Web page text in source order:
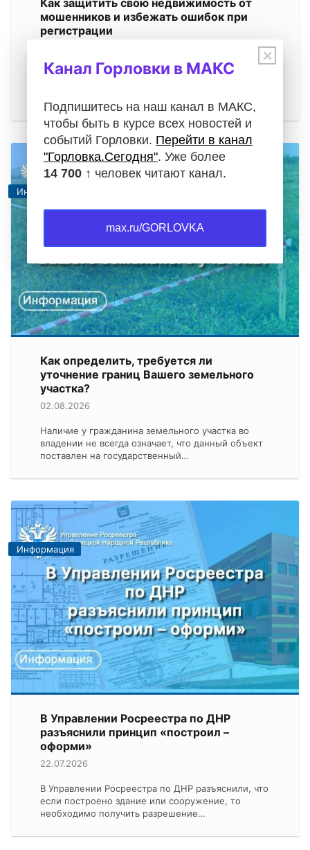
Как защитить свою недвижимость от
мошенников и избежать ошибок при
регистрации
Операции с недвижимостью требуют особой
Информация
Как определить, требуется ли
уточнение границ Вашего земельного
участка?
02.08.2026
Наличие у гражданина земельного участка во
владении не всегда означает, что данный объект
поставлен на государственный…
Информация
В Управлении Росреестра по ДНР
разъяснили принцип «построил –
оформи»
22.07.2026
В Управлении Росреестра по ДНР разъяснили, что
если построено здание или сооружение, то
необходимо получить разрешение…
×
Канал Горловки в МАКС
Подпишитесь на наш канал в МАКС,
чтобы быть в курсе всех новостей и
событий Горловки. Перейти в канал
"Горловка.Сегодня". Уже более
14 700 ↑ человек читают канал.
max.ru/GORLOVKA